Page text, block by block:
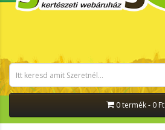
0 termék - 0 Ft